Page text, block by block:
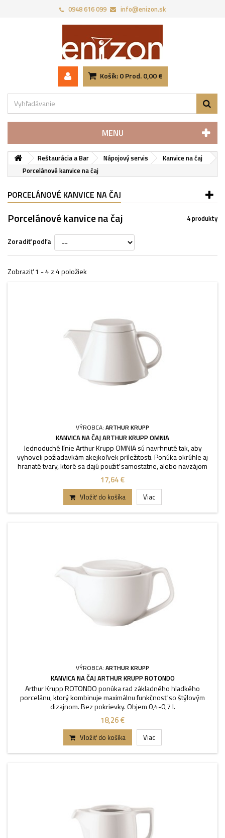
0948 616 099 info@enizon.sk
Košík: 0 Prod. 0,00 €
MENU
Reštaurácia a Bar Nápojový servis
Kanvice na čaj
Porcelánové kanvice na čaj
PORCELÁNOVÉ KANVICE NA ČAJ
Porcelánové kanvice na čaj 4 produkty
Zoradiť podľa
Zobraziť 1 - 4 z 4 položiek
VÝROBCA: ARTHUR KRUPP
KANVICA NA ČAJ ARTHUR KRUPP OMNIA
Jednoduché línie Arthur Krupp OMNIA sú navrhnuté tak, aby
vyhoveli požiadavkám akejkoľvek príležitosti. Ponúka okrúhle aj
hranaté tvary, ktoré sa dajú použiť samostatne, alebo navzájom
kombinovať. Bez pokrievky. Objem 0,4-0,7 l.
17,64 €
Vložiť do košíka Viac
VÝROBCA: ARTHUR KRUPP
KANVICA NA ČAJ ARTHUR KRUPP ROTONDO
Arthur Krupp ROTONDO ponúka rad základného hladkého
porcelánu, ktorý kombinuje maximálnu funkčnosť so štýlovým
dizajnom. Bez pokrievky. Objem 0,4-0,7 l.
18,26 €
Vložiť do košíka Viac